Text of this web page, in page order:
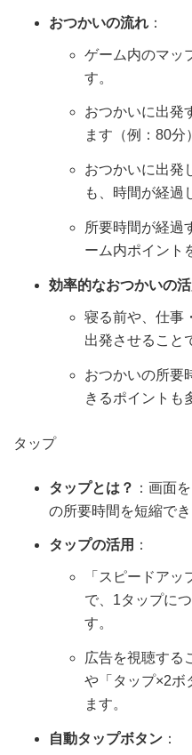
おつかいの流れ ：
ゲーム内のマッ
す。
おつかいに出発
ます（例：80分
おつかいに出発
も、時間が経過
所要時間が経過
ーム内ポイント
効率的なおつかいの活
寝る前や、仕事
出発させること
おつかいの所要
きるポイントも
タップ
タップとは？ ：画面
の所要時間を短縮でき
タップの活用 ：
「スピードア
で、1タップに
す。
広告を視聴する
や「タップ×2ボ
ます。
自動タップボタン ：